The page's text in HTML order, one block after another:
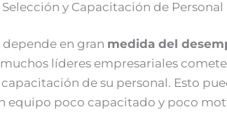
y Capacitación de Personal
en gran medida del
líderes empresariales
de su personal. Esto
equipo poco capacitado y poco